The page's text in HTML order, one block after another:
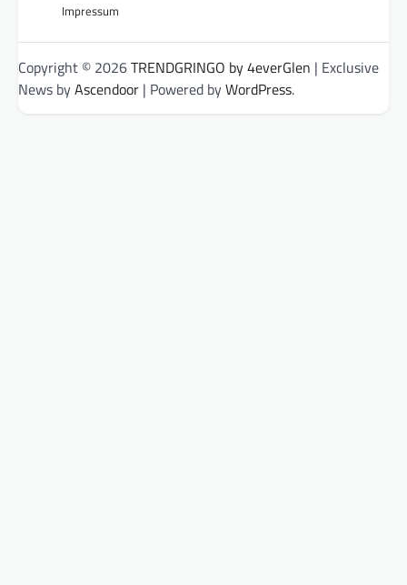
Impressum
Copyright © 2026TRENDGRINGO by 4everGlen | Exclusive
News byAscendoor | Powered byWordPress.